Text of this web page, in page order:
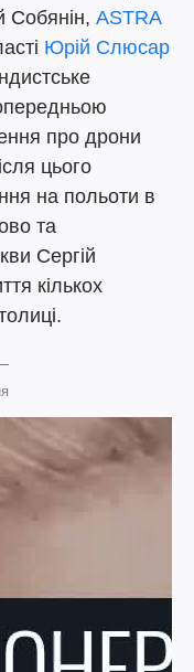
Собянін, ASTRA
Юрій Слюсар
про дрони
цього
на польоти в
та
Сергій
кількох